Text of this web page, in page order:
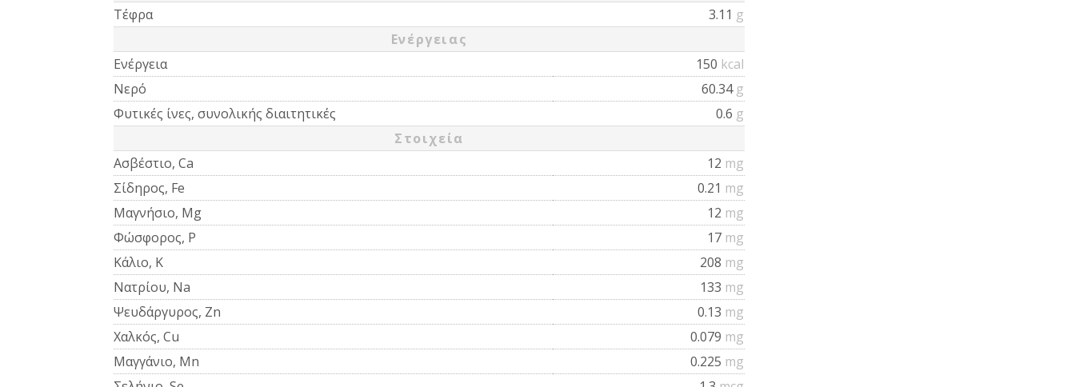
Τέφρα
3.11 g
Ενέργειας
Ενέργεια
150 kcal
Νερό
60.34 g
Φυτικές ίνες, συνολικής διαιτητικές
0.6 g
Στοιχεία
Ασβέστιο, Ca
12 mg
Σίδηρος, Fe
0.21 mg
Μαγνήσιο, Mg
12 mg
Φώσφορος, P
17 mg
Κάλιο, K
208 mg
Νατρίου, Na
133 mg
Ψευδάργυρος, Zn
0.13 mg
Χαλκός, Cu
0.079 mg
Μαγγάνιο, Mn
0.225 mg